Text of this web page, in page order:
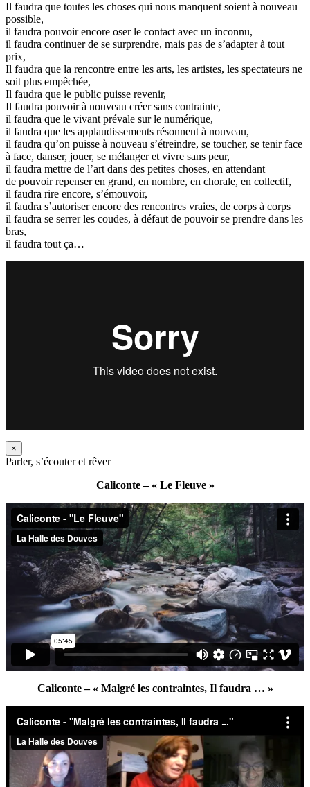
Il faudra que toutes les choses qui nous manquent soient à nouveau
possible,
il faudra pouvoir encore oser le contact avec un inconnu,
il faudra continuer de se surprendre, mais pas de s’adapter à tout
prix,
Il faudra que la rencontre entre les arts, les artistes, les spectateurs ne
soit plus empêchée,
Il faudra que le public puisse revenir,
Il faudra pouvoir à nouveau créer sans contrainte,
il faudra que le vivant prévale sur le numérique,
il faudra que les applaudissements résonnent à nouveau,
il faudra qu’on puisse à nouveau s’étreindre, se toucher, se tenir face
à face, danser, jouer, se mélanger et vivre sans peur,
il faudra mettre de l’art dans des petites choses, en attendant
de pouvoir repenser en grand, en nombre, en chorale, en collectif,
il faudra rire encore, s’émouvoir,
il faudra s’autoriser encore des rencontres vraies, de corps à corps
il faudra se serrer les coudes, à défaut de pouvoir se prendre dans les
bras,
il faudra tout ça…
×
Parler, s’écouter et rêver
Caliconte – « Le Fleuve »
Caliconte – « Malgré les contraintes, Il faudra … »